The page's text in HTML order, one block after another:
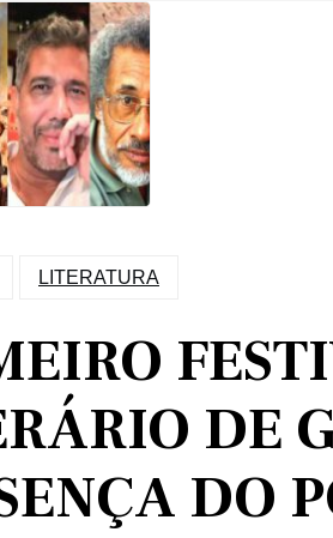
LITERATURA
DE
DO